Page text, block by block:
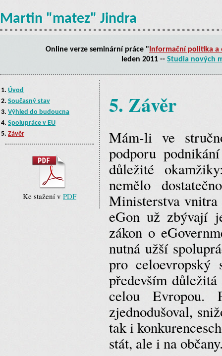
Martin "matez" Jindra
Online verze seminární práce " Informační politika
leden 2011 --Studia nových
1. Úvod
2. Současný stav
3. Výhled do budoucna
4. Spolupráce v EU
5. Závěr
Ke stažení v PDF
5. Závěr
Mám-li ve
podporu
důležité
nemělo
Ministerstva vnitra
eGon už zbývají
zákon o
nutná užší
pro celoevropský
především
celou Evropou.
zjednodušoval,
tak i
stát, ale i na